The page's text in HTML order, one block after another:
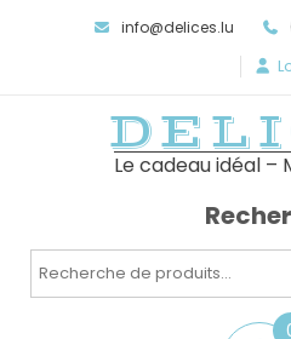
info@delices.lu
Le cadeau idéal –
Recherche